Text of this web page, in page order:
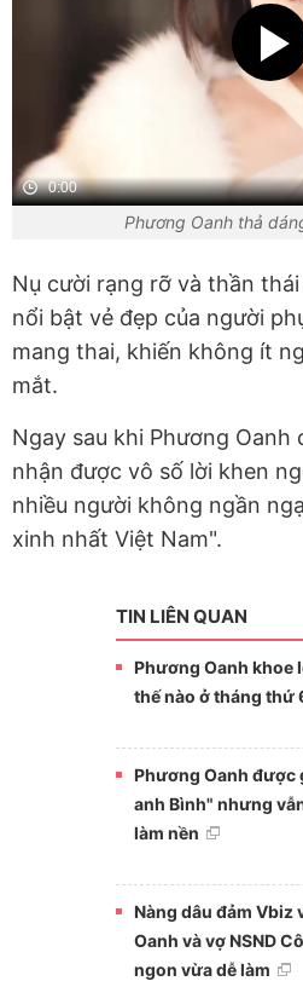
0:00
Phương Oanh thả
Nụ cười rạng rỡ và thần
nổi bật vẻ đẹp của người
mang thai, khiến không ít
mắt.
Ngay sau khi Phương Oanh
nhận được vô số lời khen
nhiều người không ngần
xinh nhất Việt Nam".
TIN LIÊN QUAN
Phương Oanh khoe
thế nào ở tháng thứ
Phương Oanh được
anh Bình" nhưng
làm nền
Nàng dâu đảm Vbiz
Oanh và vợ NSND
ngon vừa dễ làm